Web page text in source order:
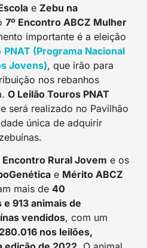
e Zebu na
7º Encontro ABCZ Mulher
importante é a eleição
PNAT (Programa Nacional
Jovens), que irão para
nos rebanhos
O Leilão Touros PNAT
será realizado no Pavilhão
única de adquirir
Encontro Rural Jovem e os
e Mérito ABCZ
mais de 40
913 animais de
vendidos, com um
nos leilões,